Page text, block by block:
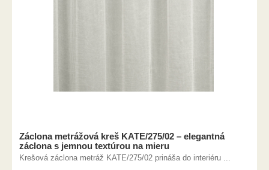
Záclona metrážová kreš KATE/275/02 – elegantná
záclona s jemnou textúrou na mieru
Krešová záclona metráž KATE/275/02 prináša do interiéru ...